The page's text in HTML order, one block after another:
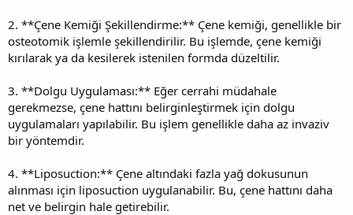
2. **Çene Kemiği Şekillendirme:** Çene kemiği, genellikle bir
osteotomik işlemle şekillendirilir. Bu işlemde, çene kemiği
kırılarak ya da kesilerek istenilen formda düzeltilir.
3. **Dolgu Uygulaması:** Eğer cerrahi müdahale
gerekmezse, çene hattını belirginleştirmek için dolgu
uygulamaları yapılabilir. Bu işlem genellikle daha az invaziv
bir yöntemdir.
4. **Liposuction:** Çene altındaki fazla yağ dokusunun
alınması için liposuction uygulanabilir. Bu, çene hattını daha
net ve belirgin hale getirebilir.